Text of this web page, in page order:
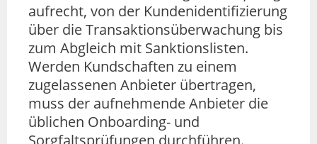
aufrecht, von der Kundenidentifizierung
über die Transaktionsüberwachung bis
zum Abgleich mit Sanktionslisten.
Werden Kundschaften zu einem
zugelassenen Anbieter übertragen,
muss der aufnehmende Anbieter die
üblichen Onboarding- und
Sorgfaltsprüfungen durchführen.